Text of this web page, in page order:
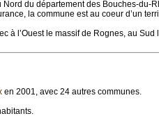
du département des Bouches-du-
la commune est au coeur d’un
à l’Ouest le massif de Rognes, au Sud
en 2001, avec 24 autres communes.